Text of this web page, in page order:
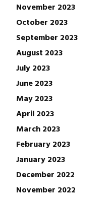
November 2023
October 2023
September 2023
August 2023
July 2023
June 2023
May 2023
April 2023
March 2023
February 2023
January 2023
December 2022
November 2022